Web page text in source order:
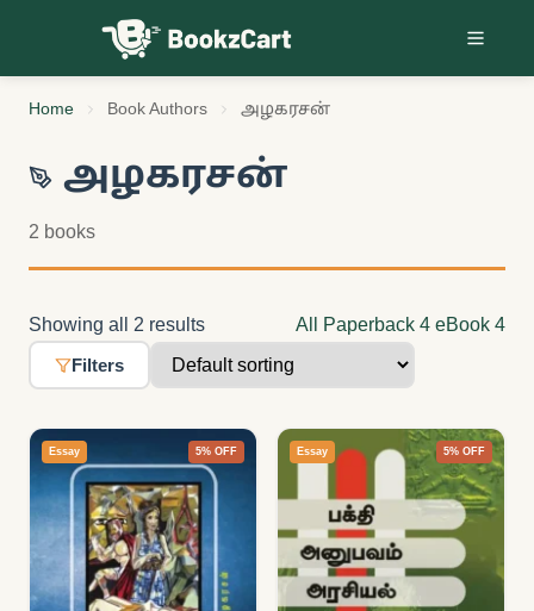
Skip to content
Home Book Authors அழகரசன்
அழகரசன்
2 books
Showing all 2 results All Paperback 4 eBook 4
Filters
Essay 5% OFF Essay 5% OFF